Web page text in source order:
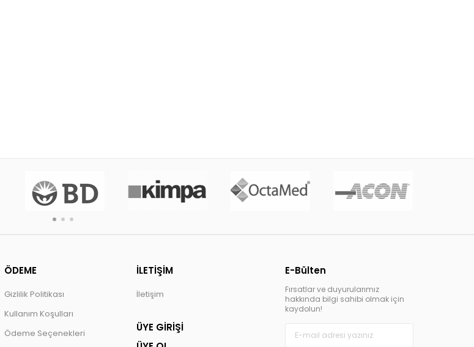
E-Bülten
Fırsatlar ve duyurularımız
hakkında bilgi sahibi olmak için
kaydolun!
ÖDEME
Gizlilik Politikası
Kullanım Koşulları
Ödeme Seçenekleri
İLETİŞİM
İletişim
ÜYE GİRİŞİ